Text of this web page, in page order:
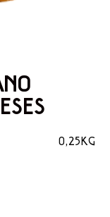
0,25KG